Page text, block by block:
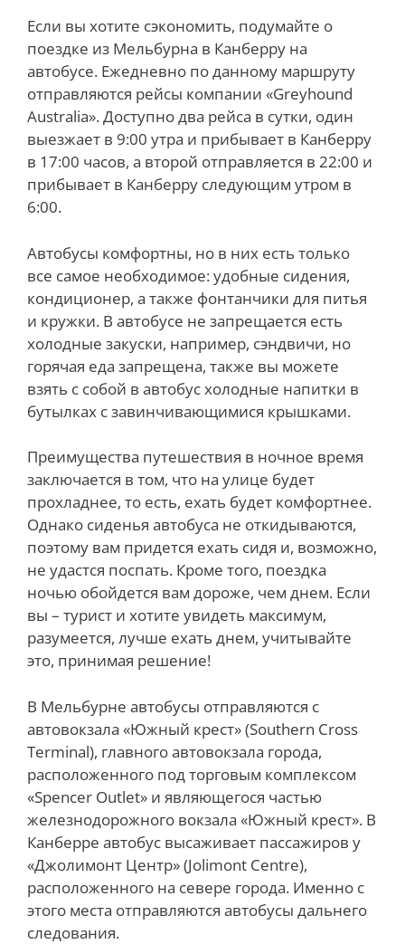
Если вы хотите сэкономить, подумайте о
поездке из Мельбурна в Канберру на
автобусе. Ежедневно по данному маршруту
отправляются рейсы компании «Greyhound
Australia». Доступно два рейса в сутки, один
выезжает в 9:00 утра и прибывает в Канберру
в 17:00 часов, а второй отправляется в 22:00 и
прибывает в Канберру следующим утром в
6:00.
Автобусы комфортны, но в них есть только
все самое необходимое: удобные сидения,
кондиционер, а также фонтанчики для питья
и кружки. В автобусе не запрещается есть
холодные закуски, например, сэндвичи, но
горячая еда запрещена, также вы можете
взять с собой в автобус холодные напитки в
бутылках с завинчивающимися крышками.
Преимущества путешествия в ночное время
заключается в том, что на улице будет
прохладнее, то есть, ехать будет комфортнее.
Однако сиденья автобуса не откидываются,
поэтому вам придется ехать сидя и, возможно,
не удастся поспать. Кроме того, поездка
ночью обойдется вам дороже, чем днем. Если
вы – турист и хотите увидеть максимум,
разумеется, лучше ехать днем, учитывайте
это, принимая решение!
В Мельбурне автобусы отправляются с
автовокзала «Южный крест» (Southern Cross
Terminal), главного автовокзала города,
расположенного под торговым комплексом
«Spencer Outlet» и являющегося частью
железнодорожного вокзала «Южный крест». В
Канберре автобус высаживает пассажиров у
«Джолимонт Центр» (Jolimont Centre),
расположенного на севере города. Именно с
этого места отправляются автобусы дальнего
следования.